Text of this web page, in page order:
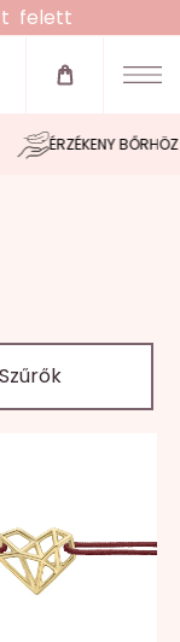
felett
ÉRZÉKENY BŐRHÖZ
Szűrők